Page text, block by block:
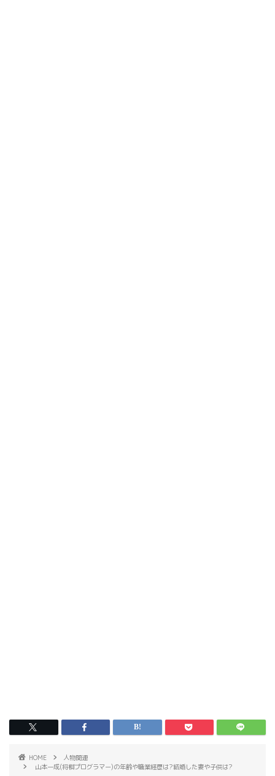
HOME
人物関連
山本一成(将棋プログラマー)の年齢や職業経歴は?結婚した妻や子供は?